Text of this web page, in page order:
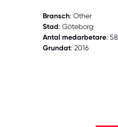
Bransch: Other
Stad: Göteborg
Antal medarbetare: 58
Grundat: 2016